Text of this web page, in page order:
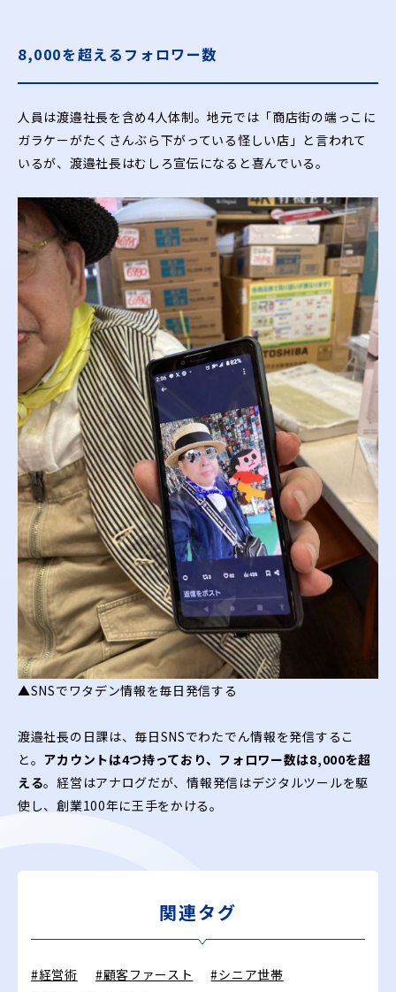
8,000を超えるフォロワー数
人員は渡邉社長を含め4人体制。地元では「商店街の端っこに
ガラケーがたくさんぶら下がっている怪しい店」と言われて
いるが、渡邉社長はむしろ宣伝になると喜んでいる。
▲SNSでワタデン情報を毎日発信する
渡邉社長の日課は、毎日SNSでわたでん情報を発信するこ
と。 アカウントは4つ持っており、フォロワー数は8,000を超
える。経営はアナログだが、情報発信はデジタルツールを駆
使し、創業100年に王手をかける。
関連タグ
#経営術 #顧客ファースト
#シニア世帯